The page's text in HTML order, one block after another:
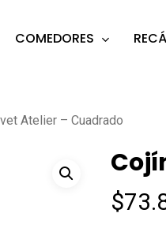
COMEDORES
Atelier – Cuadrado
$